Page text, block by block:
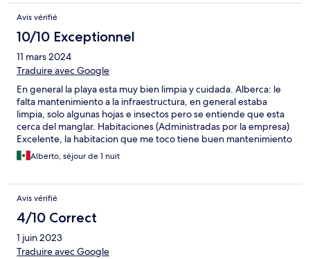
Avis vérifié
10/10 Exceptionnel
11 mars 2024
Traduire avec Google
En general la playa esta muy bien limpia y cuidada. Alberca: le
falta mantenimiento a la infraestructura, en general estaba
limpia, solo algunas hojas e insectos pero se entiende que esta
cerca del manglar. Habitaciones (Administradas por la empresa)
Excelente, la habitacion que me toco tiene buen mantenimiento
(por dentro) muebles, camas, baños, cocina, pisos bien Areas
comunes, edificio fachada les falta mantenimiento, aqui una
mantenimiento menor puede mejorar significativamente el
aspecto a los dos complejos que estan en funcionamiento.
Restaurant: el restaurant de la playa se encuentra en
remodelacion, el restauran al lado de la recepcion funciona, la
comida muy bien con precios razonables, el personal agradable
igual que recepcion. Ojala y que algun dia vuelva a resurgir este
Alberto, séjour de 1 nuit
Avis vérifié
4/10 Correct
1 juin 2023
Traduire avec Google